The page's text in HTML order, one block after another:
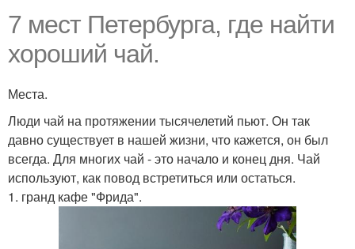
7 мест Петербурга, где найти
хороший чай.
Места.
Люди чай на протяжении тысячелетий пьют. Он так
давно существует в нашей жизни, что кажется, он был
всегда. Для многих чай - это начало и конец дня. Чай
используют, как повод встретиться или остаться.
1. гранд кафе "Фрида".